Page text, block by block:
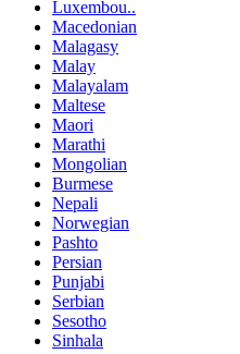
Luxembou..
Macedonian
Malagasy
Malay
Malayalam
Maltese
Maori
Marathi
Mongolian
Burmese
Nepali
Norwegian
Pashto
Persian
Punjabi
Serbian
Sesotho
Sinhala